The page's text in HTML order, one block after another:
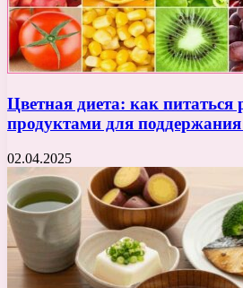
Цветная диета: как
продуктами для поддержания
02.04.2025